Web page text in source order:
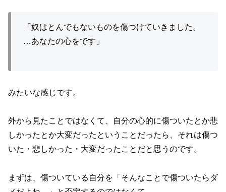
「奴はとんでもないものを傷つけていきました。
…あなたの心をです」
みたいな感じです。
外から見たことではなくて、自分の心的に傷ついたとか悲
しかったとか大変だったということだったら、それは傷つ
いた・悲しかった・大変だったことだと思うのです。
まずは、傷ついている自分を「そんなことで傷ついたらダ